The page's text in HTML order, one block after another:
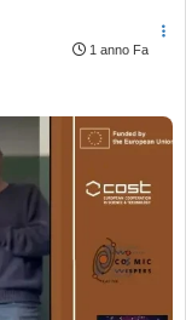
1 anno Fa